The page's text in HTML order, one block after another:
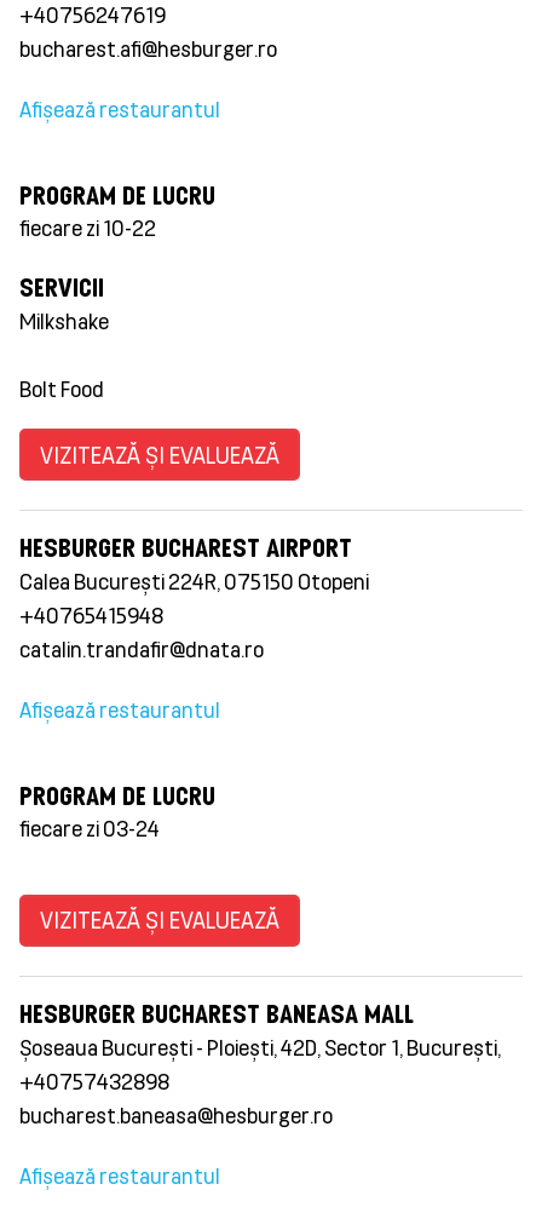
+40756247619
bucharest.afi@hesburger.ro
Afișează restaurantul
PROGRAM DE LUCRU
fiecare zi 10-22
SERVICII
Milkshake
Bolt Food
VIZITEAZĂ ȘI EVALUEAZĂ
HESBURGER BUCHAREST AIRPORT
Calea București 224R, 075150 Otopeni
+40765415948
catalin.trandafir@dnata.ro
Afișează restaurantul
PROGRAM DE LUCRU
fiecare zi 03-24
VIZITEAZĂ ȘI EVALUEAZĂ
HESBURGER BUCHAREST BANEASA MALL
Șoseaua București - Ploiești, 42D, Sector 1, București,
+40757432898
bucharest.baneasa@hesburger.ro
Afișează restaurantul